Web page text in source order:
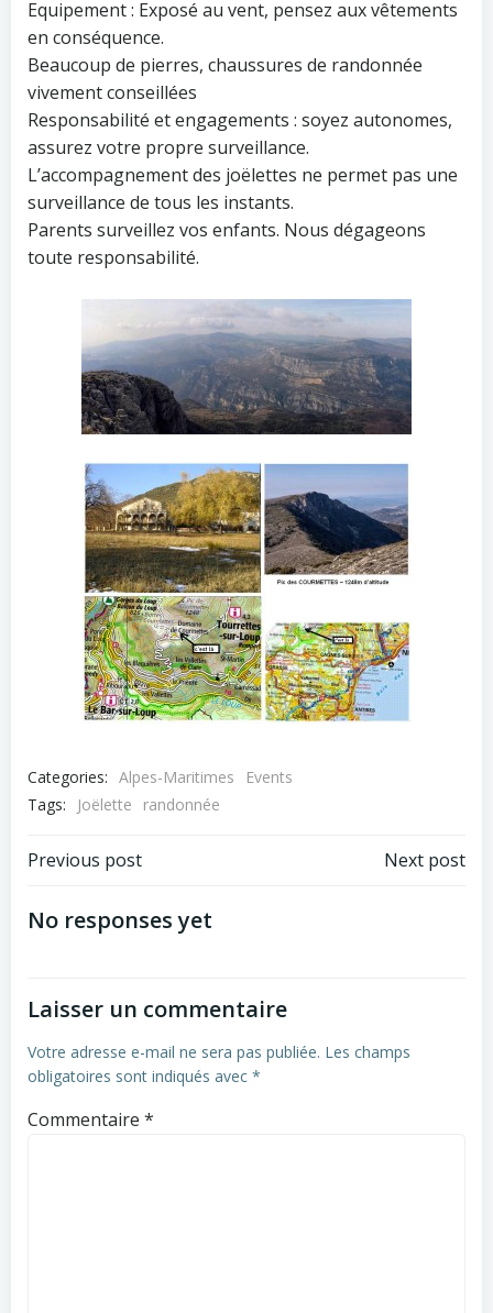
Equipement : Exposé au vent, pensez aux vêtements
en conséquence.
Beaucoup de pierres, chaussures de randonnée
vivement conseillées
Responsabilité et engagements : soyez autonomes,
assurez votre propre surveillance.
L’accompagnement des joëlettes ne permet pas une
surveillance de tous les instants.
Parents surveillez vos enfants. Nous dégageons
toute responsabilité.
Categories: Alpes-Maritimes
Events
Tags:
Joëlette randonnée
Post
navigation
Previous post Next post
No responses yet
Laisser un commentaire
Votre adresse e-mail ne sera pas publiée. Les champs
obligatoires sont indiqués avec *
Commentaire *